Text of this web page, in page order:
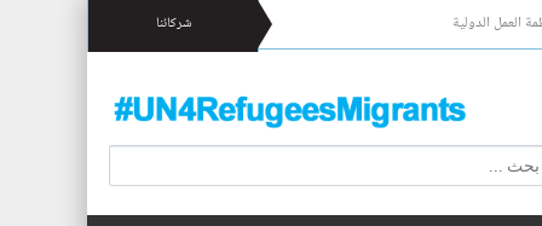
العمل الدولية شركائنا